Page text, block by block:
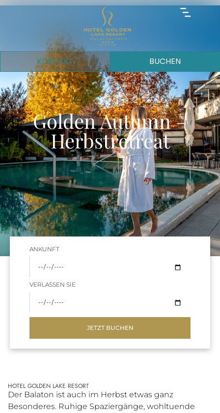
KONTAKT BUCHEN
Golden Autumn –
Herbstretreat
ANKUNFT
VERLASSEN SIE
JETZT BUCHEN
HOTEL GOLDEN LAKE RESORT
Der Balaton ist auch im Herbst etwas ganz
Besonderes. Ruhige Spaziergänge, wohltuende